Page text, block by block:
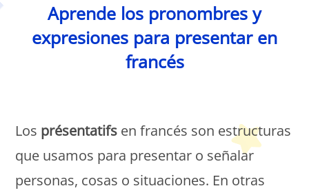
Aprende los pronombres y
expresiones para presentar en
francés
Los présentatifs en francés son estructuras
que usamos para presentar o señalar
personas, cosas o situaciones. En otras